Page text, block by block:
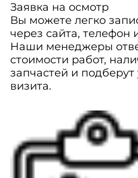
Заявка на осмотр
Вы можете легко
через сайта, телефон
Наши менеджеры
стоимости работ,
запчастей и
визита.